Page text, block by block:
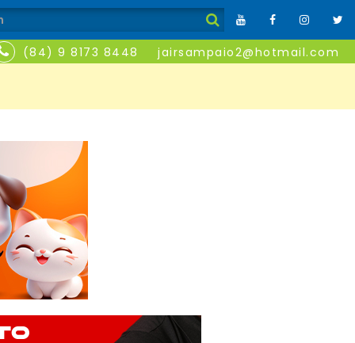
(84) 9 8173 8448 jairsampaio2@hotmail.com